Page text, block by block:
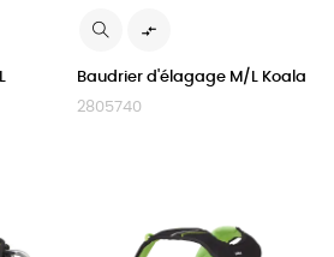

Baudrier d'élagage M/L Koala
2805740